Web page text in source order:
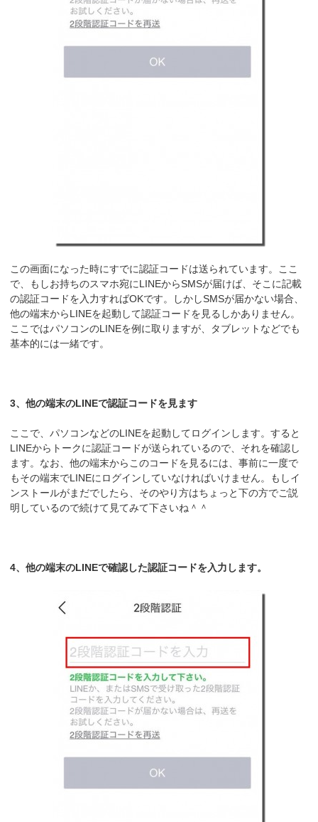
この画面になった時にすでに認証コードは送られています。ここ
で、もしお持ちのスマホ宛にLINEからSMSが届けば、そこに記載
の認証コードを入力すればOKです。しかしSMSが届かない場合、
他の端末からLINEを起動して認証コードを見るしかありません。
ここではパソコンのLINEを例に取りますが、タブレットなどでも
基本的には一緒です。
3、他の端末のLINEで認証コードを見ます
ここで、パソコンなどのLINEを起動してログインします。すると
LINEからトークに認証コードが送られているので、それを確認し
ます。なお、他の端末からこのコードを見るには、事前に一度で
もその端末でLINEにログインしていなければいけません。もしイ
ンストールがまだでしたら、そのやり方はちょっと下の方でご説
明しているので続けて見てみて下さいね＾＾
4、他の端末のLINEで確認した認証コードを入力します。